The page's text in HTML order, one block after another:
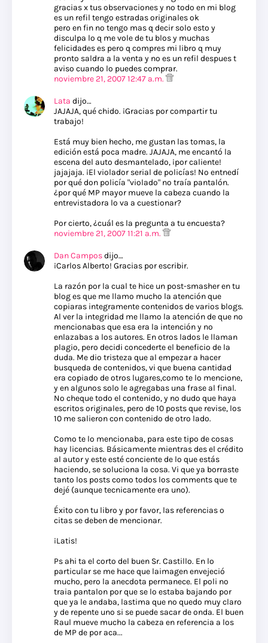
gracias x tus observaciones y no todo en mi blog
es un refil tengo estradas originales ok
pero en fin no tengo mas q decir solo esto y
disculpa lo q me vole de tu blos y muchas
felicidades es pero q compres mi libro q muy
pronto saldra a la venta y no es un refil despues t
aviso cuando lo puedes comprar.
noviembre 21, 2007 12:47 a.m.
Lata dijo…
JAJAJA, qué chido. ¡Gracias por compartir tu
trabajo!
Está muy bien hecho, me gustan las tomas, la
edición está poca madre. JAJAJA, me encantó la
escena del auto desmantelado, ¡por caliente!
jajajaja. ¡El violador serial de policías! No entnedí
por qué don policía "violado" no traía pantalón.
¿por qué MP mayor mueve la cabeza cuando la
entrevistadora lo va a cuestionar?
Por cierto, ¿cuál es la pregunta a tu encuesta?
noviembre 21, 2007 11:21 a.m.
Dan Camposdijo…
¡Carlos Alberto! Gracias por escribir.
La razón por la cual te hice un post-smasher en tu
blog es que me llamo mucho la atención que
copiaras integramente contenidos de varios blogs.
Al ver la integridad me llamo la atención de que no
mencionabas que esa era la intención y no
enlazabas a los autores. En otros lados le llaman
plagio, pero decidi concederte el beneficio de la
duda. Me dio tristeza que al empezar a hacer
busqueda de contenidos, vi que buena cantidad
era copiado de otros lugares,como te lo mencione,
y en algunos solo le agregabas una frase al final.
No cheque todo el contenido, y no dudo que haya
escritos originales, pero de 10 posts que revise, los
10 me salieron con contenido de otro lado.
Como te lo mencionaba, para este tipo de cosas
hay licencias. Básicamente mientras des el crédito
al autor y este esté conciente de lo que estás
haciendo, se soluciona la cosa. Vi que ya borraste
tanto los posts como todos los comments que te
dejé (aunque tecnicamente era uno).
Éxito con tu libro y por favor, las referencias o
citas se deben de mencionar.
¡Latis!
Ps ahi ta el corto del buen Sr. Castillo. En lo
particular se me hace que laimagen envejeció
mucho, pero la anecdota permanece. El poli no
traia pantalon por que se lo estaba bajando por
que ya le andaba, lastima que no quedo muy claro
y de repente uno si se puede sacar de onda. El buen
Raul mueve mucho la cabeza en referencia a los
de MP de por aca...